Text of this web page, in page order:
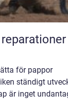
för pappor
ständigt
är inget